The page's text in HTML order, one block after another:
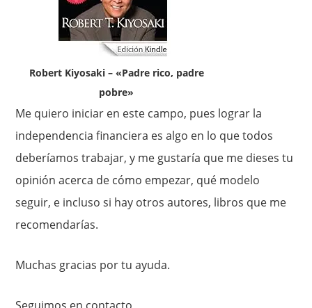
Robert Kiyosaki – «Padre rico, padre
pobre»
Me quiero iniciar en este campo, pues lograr la
independencia financiera es algo en lo que todos
deberíamos trabajar, y me gustaría que me dieses tu
opinión acerca de cómo empezar, qué modelo
seguir, e incluso si hay otros autores, libros que me
recomendarías.
Muchas gracias por tu ayuda.